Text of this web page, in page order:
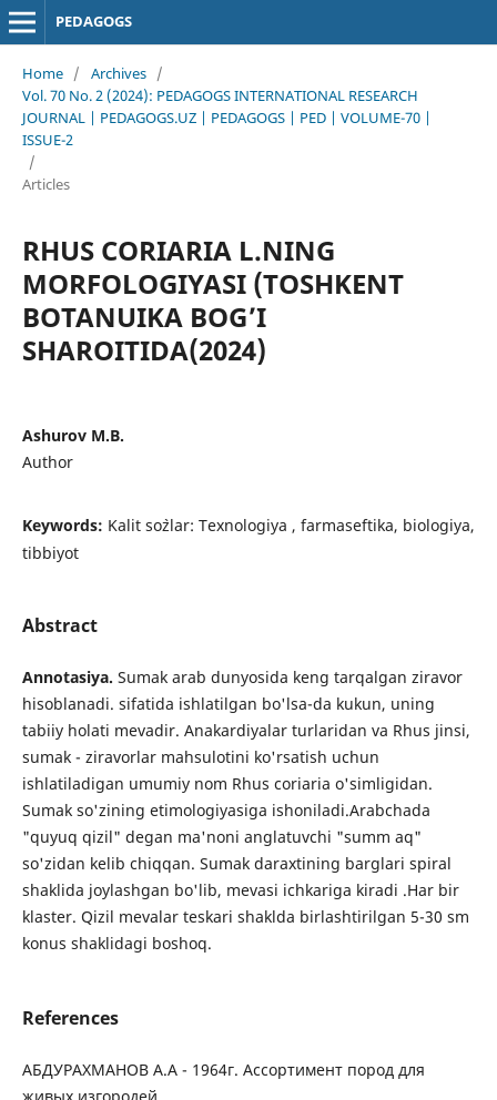
PEDAGOGS
Home / Archives /
Vol. 70 No. 2 (2024): PEDAGOGS INTERNATIONAL RESEARCH
JOURNAL | PEDAGOGS.UZ | PEDAGOGS | PED | VOLUME-70 |
ISSUE-2
/
Articles
RHUS CORIARIA L.NING
MORFOLOGIYASI (TOSHKENT
BOTANUIKA BOG’I
SHAROITIDA(2024)
Ashurov M.B.
Author
Keywords: Kalit so`zlar: Texnologiya , farmaseftika, biologiya,
tibbiyot
Abstract
Annotasiya. Sumak arab dunyosida keng tarqalgan ziravor
hisoblanadi. sifatida ishlatilgan bo'lsa-da kukun, uning
tabiiy holati mevadir. Anakardiyalar turlaridan va Rhus jinsi,
sumak - ziravorlar mahsulotini ko'rsatish uchun
ishlatiladigan umumiy nom Rhus coriaria o'simligidan.
Sumak so'zining etimologiyasiga ishoniladi.Аrabchada
"quyuq qizil" degan ma'noni anglatuvchi "summ aq"
so'zidan kelib chiqqan. Sumak daraxtining barglari spiral
shaklida joylashgan bo'lib, mevasi ichkariga kiradi .Har bir
klaster. Qizil mevalar teskari shaklda birlashtirilgan 5-30 sm
konus shaklidagi boshoq.
References
АБДУРАХМАНОВ А.А - 1964г. Ассортимент пород для